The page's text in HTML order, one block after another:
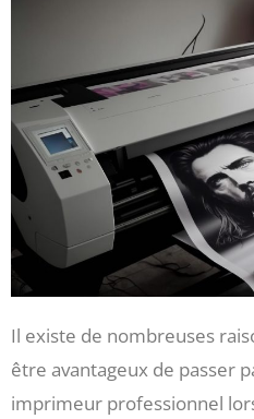
Il existe de nombreuses
être avantageux de passer
imprimeur professionnel